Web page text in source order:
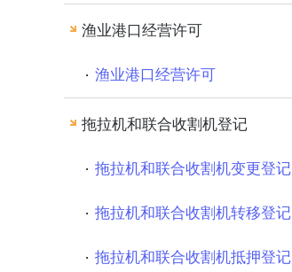
渔业港口经营许可
渔业港口经营许可
拖拉机和联合收割机登记
拖拉机和联合收割机变更登记
拖拉机和联合收割机转移登记
拖拉机和联合收割机抵押登记